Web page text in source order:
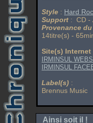
Style : Hard
Support : CD -
Provenance
14titre(s) -
Site(s) Internet
IRMINSUL
IRMINSUL
Label(s) :
Brennus Music
Ainsi soit il !